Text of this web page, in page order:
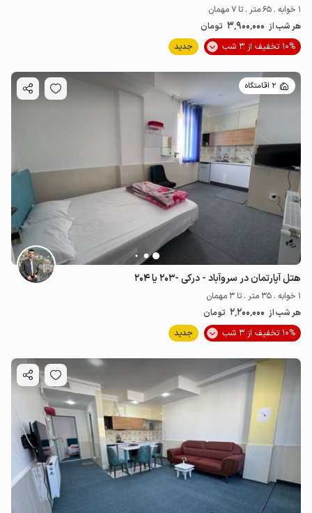
1 خوابه . 65 متر . تا 7 مهمان
هر شب از 3٬900٬000 تومان
10% تخفیف از 3 شب
جدید
2 اقامتگاه
هتل آپارتمان در سروآباد - درکی -۲۰۳ یا ۲۰۴
1 خوابه . 35 متر . تا 3 مهمان
هر شب از 2٬200٬000 تومان
10% تخفیف از 3 شب
جدید